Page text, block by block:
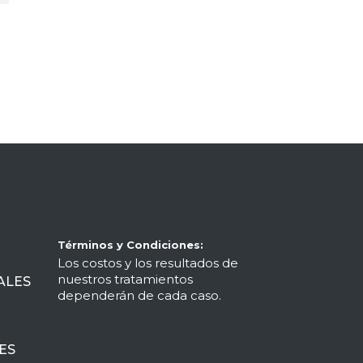
Términos y Condiciones:
Los costos y los resultados de
nuestros tratamientos
dependerán de cada caso.